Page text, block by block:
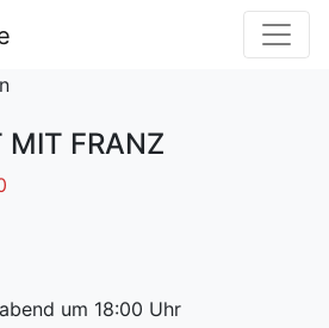
MIT FRANZ
um 18:00 Uhr